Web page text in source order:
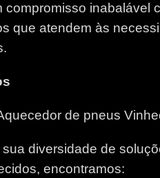
compromisso
que atendem às
de pneus
diversidade de
encontramos: